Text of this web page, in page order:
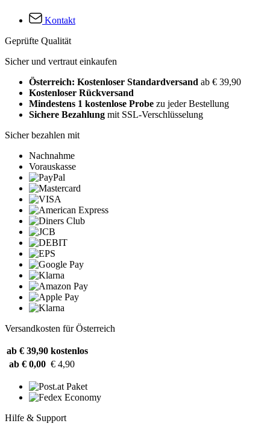
Kontakt
Geprüfte Qualität
Sicher und vertraut einkaufen
Österreich: Kostenloser Standardversand ab € 39,90
Kostenloser Rückversand
Mindestens 1 kostenlose Probe zu jeder Bestellung
Sichere Bezahlung mit SSL-Verschlüsselung
Sicher bezahlen mit
Nachnahme
Vorauskasse
Versandkosten für Österreich
ab € 39,90 kostenlos
ab € 0,00 € 4,90
Hilfe & Support